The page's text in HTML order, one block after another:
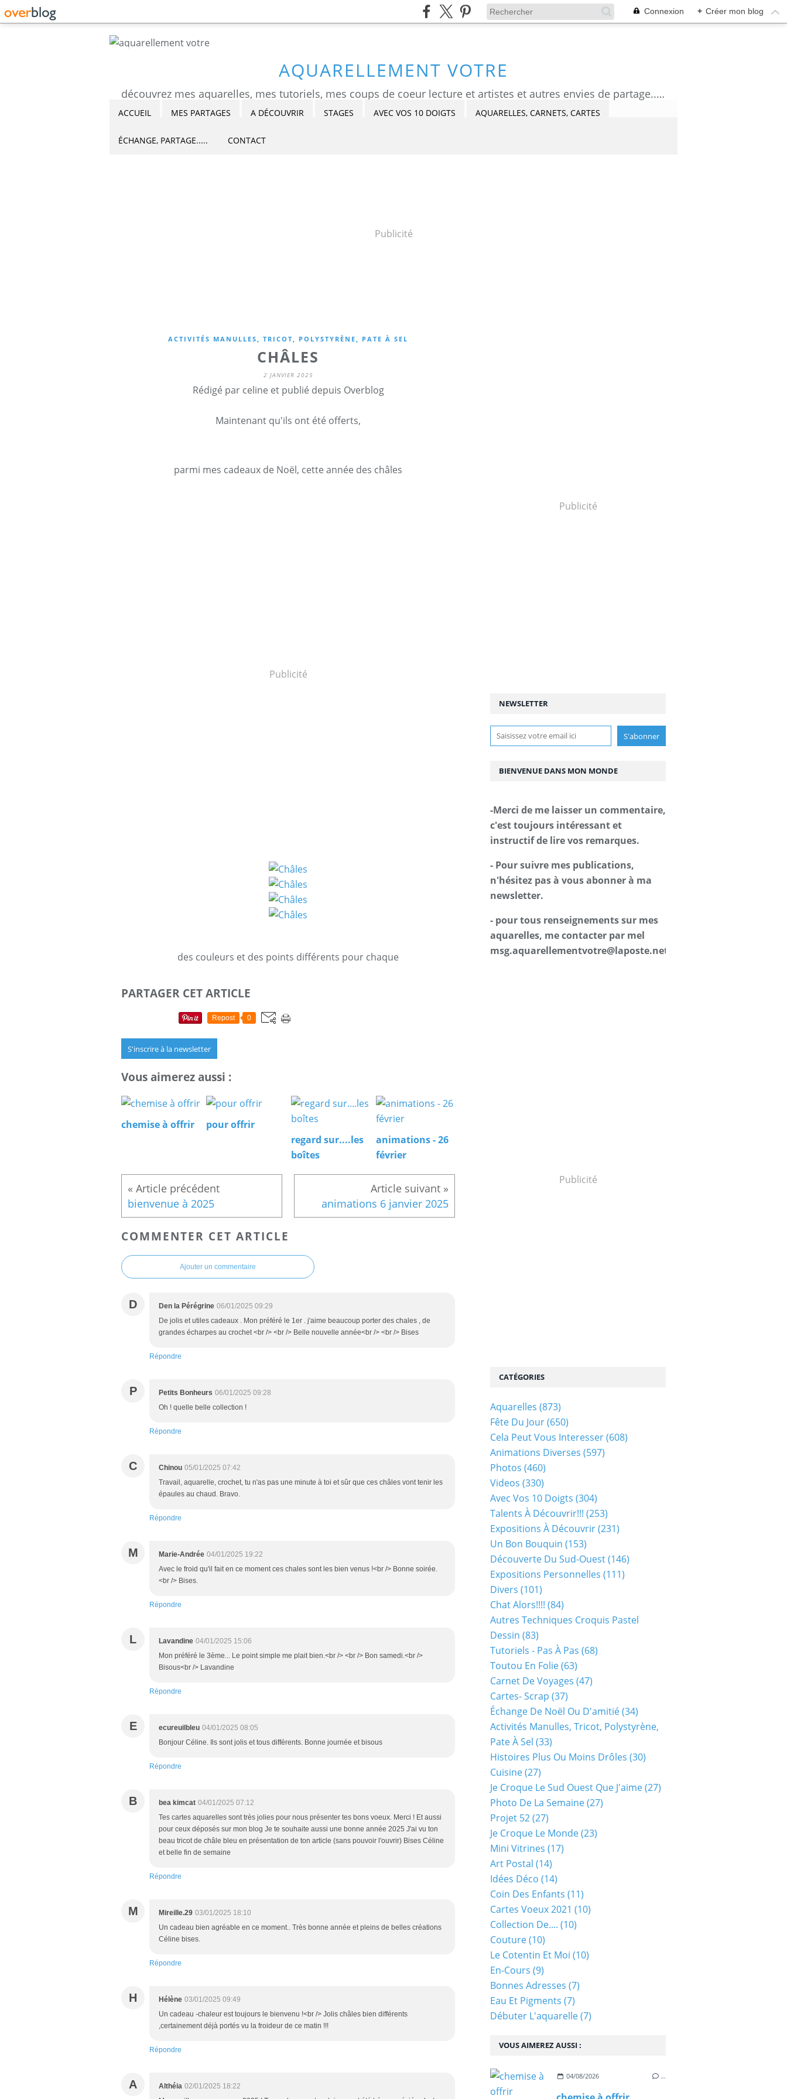
Connexion + Créer mon blog
AQUARELLEMENT VOTRE
découvrez mes aquarelles, mes tutoriels, mes coups de coeur lecture et artistes et autres envies de partage....Céline Castaingt-T.
ACCUEIL MES PARTAGES A DÉCOUVRIR STAGES AVEC VOS 10 DOIGTS AQUARELLES, CARNETS, CARTES
ÉCHANGE, PARTAGE..... CONTACT
Publicité
ACTIVITÉS MANULLES, TRICOT, POLYSTYRÈNE, PATE À SEL
CHÂLES
2 JANVIER 2025
Rédigé par celine et publié depuis Overblog
Maintenant qu'ils ont été offerts,
parmi mes cadeaux de Noël, cette année des châles
Publicité
des couleurs et des points différents pour chaque
PARTAGER CET ARTICLE
Repost 0
S'inscrire à la newsletter
Vous aimerez aussi :
chemise à offrir
pour offrir
regard sur....les
boîtes
animations - 26
février
bienvenue à 2025 animations 6 janvier 2025
COMMENTER CET ARTICLE
Ajouter un commentaire
D Den la Pérégrine 06/01/2025 09:29
De jolis et utiles cadeaux . Mon préféré le 1er . j'aime beaucoup porter des chales , de
grandes écharpes au crochet <br /> <br /> Belle nouvelle année<br /> <br /> Bises
Répondre
P Petits Bonheurs 06/01/2025 09:28
Oh ! quelle belle collection !
Répondre
C Chinou 05/01/2025 07:42
Travail, aquarelle, crochet, tu n'as pas une minute à toi et sûr que ces châles vont tenir les
épaules au chaud. Bravo.
Répondre
M Marie-Andrée 04/01/2025 19:22
Avec le froid qu'il fait en ce moment ces chales sont les bien venus !<br /> Bonne soirée.
<br /> Bises.
Répondre
L Lavandine 04/01/2025 15:06
Mon préféré le 3ème... Le point simple me plait bien.<br /> <br /> Bon samedi.<br />
Bisous<br /> Lavandine
Répondre
E ecureuilbleu 04/01/2025 08:05
Bonjour Céline. Ils sont jolis et tous différents. Bonne journée et bisous
Répondre
B bea kimcat 04/01/2025 07:12
Tes cartes aquarelles sont très jolies pour nous présenter tes bons voeux. Merci ! Et aussi
pour ceux déposés sur mon blog Je te souhaite aussi une bonne année 2025 J'ai vu ton
beau tricot de châle bleu en présentation de ton article (sans pouvoir l'ouvrir) Bises Céline
et belle fin de semaine
Répondre
M Mireille.29 03/01/2025 18:10
Un cadeau bien agréable en ce moment.. Très bonne année et pleins de belles créations
Céline bises.
Répondre
H Hélène 03/01/2025 09:49
Un cadeau -chaleur est toujours le bienvenu !<br /> Jolis châles bien différents
,certainement déjà portés vu la froideur de ce matin !!!
Répondre
A Althéia 02/01/2025 18:22
Publicité
NEWSLETTER
Publicité
VOUS AIMEREZ AUSSI :
04/08/2026 …
CATÉGORIES
Aquarelles (873)
Fête Du Jour(650)
Cela Peut Vous Interesser(608)
Animations Diverses (597)
Photos (460)
Videos (330)
Avec Vos 10 Doigts (304)
Talents À Découvrir!!! (253)
Expositions À Découvrir(231)
Un Bon Bouquin (153)
Découverte Du Sud-Ouest(146)
Expositions Personnelles (111)
Divers (101)
Chat Alors!!!! (84)
Autres Techniques Croquis Pastel
Dessin (83)
Tutoriels - Pas À Pas (68)
Toutou En Folie(63)
Carnet De Voyages (47)
Cartes- Scrap (37)
Échange De Noël Ou D'amitié(34)
Activités Manulles, Tricot, Polystyrène,
Pate À Sel (33)
Histoires Plus Ou Moins Drôles (30)
Cuisine(27)
Je Croque Le Sud Ouest Que J'aime(27)
Photo De La Semaine(27)
Projet 52(27)
Je Croque Le Monde(23)
Mini Vitrines (17)
Art Postal (14)
Idées Déco (14)
Coin Des Enfants (11)
Cartes Voeux 2021 (10)
Collection De.... (10)
Couture(10)
Le Cotentin Et Moi (10)
En-Cours (9)
Bonnes Adresses (7)
Eau Et Pigments (7)
Débuter L'aquarelle(7)
BIENVENUE DANS MON MONDE
-Merci de me laisser un commentaire,
c'est toujours intéressant et
instructif de lire vos remarques.
- Pour suivre mes publications,
n'hésitez pas à vous abonner à ma
newsletter.
- pour tous renseignements sur mes
aquarelles, me contacter par mel
msg.aquarellementvotre@laposte.net